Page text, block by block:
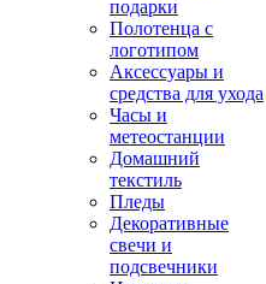
подарки
Полотенца с
логотипом
Аксессуары и
средства для ухода
Часы и
метеостанции
Домашний
текстиль
Пледы
Декоративные
свечи и
подсвечники